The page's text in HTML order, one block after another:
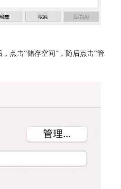
点击“储存空间”，随后点击“管